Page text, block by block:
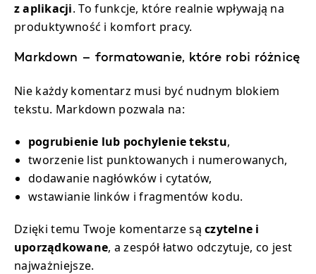
z aplikacji. To funkcje, które realnie wpływają na
produktywność i komfort pracy.
Markdown – formatowanie, które robi różnicę
Nie każdy komentarz musi być nudnym blokiem
tekstu. Markdown pozwala na:
pogrubienie lub pochylenie tekstu,
tworzenie list punktowanych i numerowanych,
dodawanie nagłówków i cytatów,
wstawianie linków i fragmentów kodu.
Dzięki temu Twoje komentarze sączytelne i
uporządkowane, a zespół łatwo odczytuje, co jest
najważniejsze.